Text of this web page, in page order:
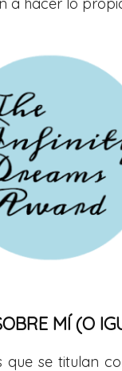
a hacer lo
MÍ (O
que se titulan